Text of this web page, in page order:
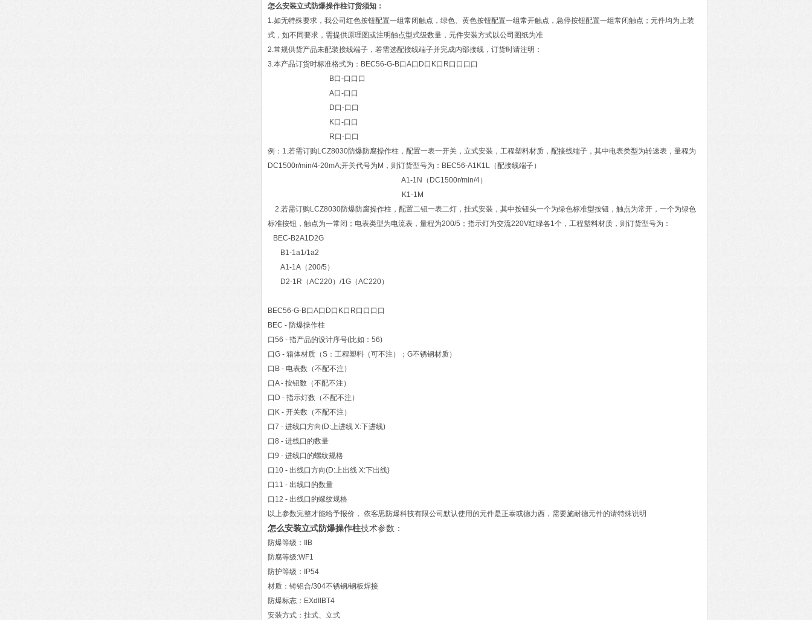
怎么安装立式防爆操作柱订货须知：
1.如无特殊要求，我公司红色按钮配置一组常闭触点，绿色、黄色按钮配置一组常开触点，急停按钮配置一组常闭触点；元件均为上装
式，如不同要求，需提供原理图或注明触点型式级数量，元件安装方式以公司图纸为准
2.常规供货产品未配装接线端子，若需选配接线端子并完成内部接线，订货时请注明：
3.本产品订货时标准格式为：BEC56-G-B口A口D口K口R口口口口
B口-口口口
A口-口口
D口-口口
K口-口口
R口-口口
例：1.若需订购LCZ8030防爆防腐操作柱，配置一表一开关，立式安装，工程塑料材质，配接线端子，其中电表类型为转速表，量程为
DC1500r/min/4-20mA;开关代号为M，则订货型号为：BEC56-A1K1L（配接线端子）
A1-1N（DC1500r/min/4）
K1-1M
2.若需订购LCZ8030防爆防腐操作柱，配置二钮一表二灯，挂式安装，其中按钮头一个为绿色标准型按钮，触点为常开，一个为绿色
标准按钮，触点为一常闭；电表类型为电流表，量程为200/5；指示灯为交流220V红绿各1个，工程塑料材质，则订货型号为：
BEC-B2A1D2G
B1-1a1/1a2
A1-1A（200/5）
D2-1R（AC220）/1G（AC220）
BEC56-G-B口A口D口K口R口口口口
BEC - 防爆操作柱
口56 - 指产品的设计序号(比如：56)
口G - 箱体材质（S：工程塑料（可不注）；G不锈钢材质）
口B - 电表数（不配不注）
口A - 按钮数（不配不注）
口D - 指示灯数（不配不注）
口K - 开关数（不配不注）
口7 - 进线口方向(D:上进线 X:下进线)
口8 - 进线口的数量
口9 - 进线口的螺纹规格
口10 - 出线口方向(D:上出线 X:下出线)
口11 - 出线口的数量
口12 - 出线口的螺纹规格
以上参数完整才能给予报价， 依客思防爆科技有限公司默认使用的元件是正泰或德力西，需要施耐德元件的请特殊说明
怎么安装立式防爆操作柱技术参数：
防爆等级：IIB
防腐等级:WF1
防护等级：IP54
材质：铸铝合/304不锈钢/钢板焊接
防爆标志：EXdIIBT4
安装方式：挂式、立式